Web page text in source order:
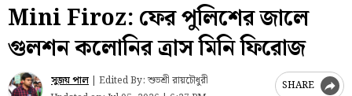
Mini Firoz: ফের পুলিশের জালে
গুলশন কলোনির ত্রাস মিনি ফিরোজ
সুজয় পাল | Edited By: শুভশ্রী রায়চৌধুরী
SHARE